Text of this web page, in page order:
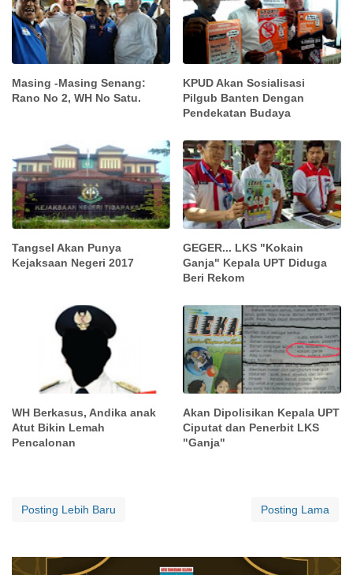
Masing -Masing Senang:
Rano No 2, WH No Satu.
KPUD Akan Sosialisasi
Pilgub Banten Dengan
Pendekatan Budaya
Tangsel Akan Punya
Kejaksaan Negeri 2017
GEGER... LKS "Kokain
Ganja" Kepala UPT Diduga
Beri Rekom
WH Berkasus, Andika anak
Atut Bikin Lemah
Pencalonan
Akan Dipolisikan Kepala UPT
Ciputat dan Penerbit LKS
"Ganja"
Posting Lebih Baru Posting Lama